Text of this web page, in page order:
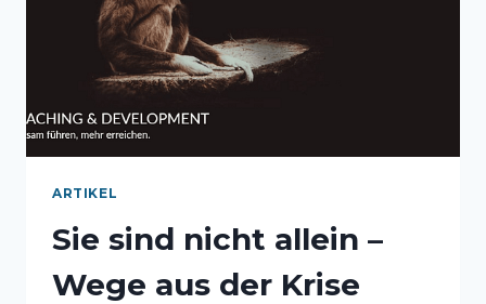
ARTIKEL
Sie sind nicht allein –
Wege aus der Krise